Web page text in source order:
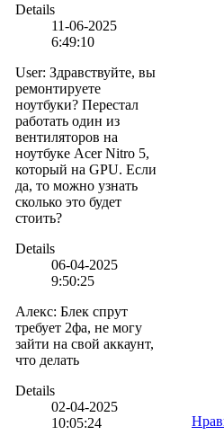
Details
11-06-2025
6:49:10
User: Здравствуйте, вы
ремонтируете
ноутбуки? Перестал
работать один из
вентиляторов на
ноутбуке Acer Nitro 5,
который на GPU. Если
да, то можно узнать
сколько это будет
стоить?
Details
06-04-2025
9:50:25
Алекс: Блек спрут
требует 2фа, не могу
зайти на свой аккаунт,
что делать
Details
02-04-2025
10:05:24